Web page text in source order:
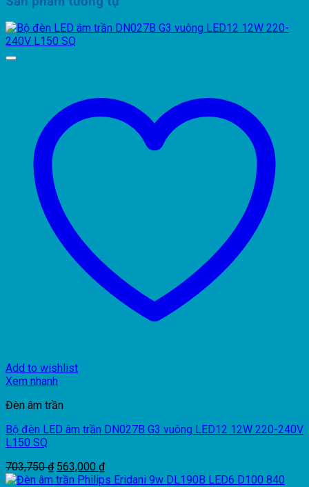
Add to wishlist
Xem nhanh
Đèn âm trần
Bộ đèn LED âm trần DN027B G3 vuông LED12 12W 220-240V
L150 SQ
703,750₫ Giá
gốc
563,000 ₫Giá
hiện